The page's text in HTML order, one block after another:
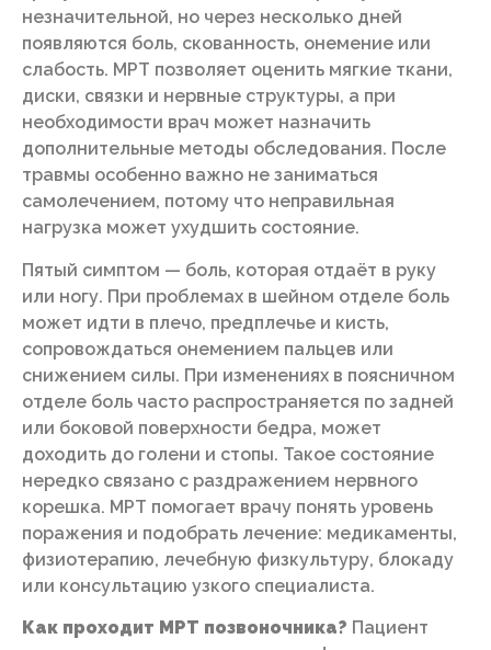
незначительной, но через несколько дней
появляются боль, скованность, онемение или
слабость. МРТ позволяет оценить мягкие ткани,
диски, связки и нервные структуры, а при
необходимости врач может назначить
дополнительные методы обследования. После
травмы особенно важно не заниматься
самолечением, потому что неправильная
нагрузка может ухудшить состояние.
Пятый симптом — боль, которая отдаёт в руку
или ногу. При проблемах в шейном отделе боль
может идти в плечо, предплечье и кисть,
сопровождаться онемением пальцев или
снижением силы. При изменениях в поясничном
отделе боль часто распространяется по задней
или боковой поверхности бедра, может
доходить до голени и стопы. Такое состояние
нередко связано с раздражением нервного
корешка. МРТ помогает врачу понять уровень
поражения и подобрать лечение: медикаменты,
физиотерапию, лечебную физкультуру, блокаду
или консультацию узкого специалиста.
Как проходит МРТ позвоночника? Пациент